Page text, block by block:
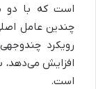
است که با دو
چندین عامل
رویکرد
افزایش می‌دهد،
است.